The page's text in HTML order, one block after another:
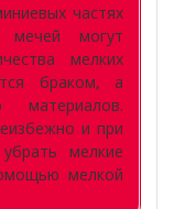
частях
мечей могут
мелких
браком, а
материалов.
и при
мелкие
мелкой